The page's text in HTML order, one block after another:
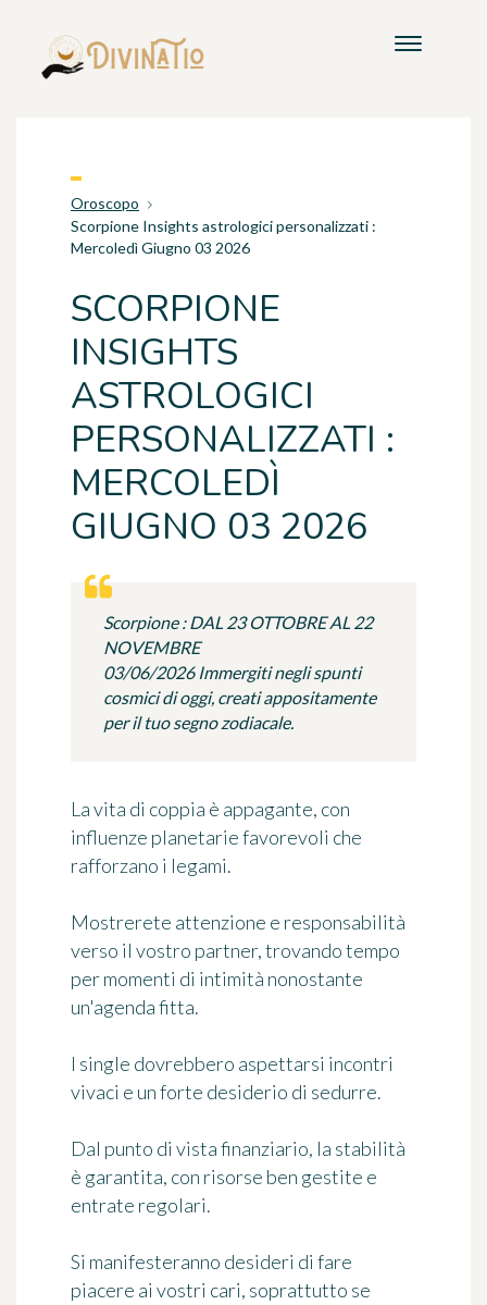
Oroscopo
Scorpione Insights astrologici personalizzati :
Mercoledì Giugno 03 2026
SCORPIONE
INSIGHTS
ASTROLOGICI
PERSONALIZZATI :
MERCOLEDÌ
GIUGNO 03 2026
Scorpione : DAL 23 OTTOBRE AL 22
NOVEMBRE
03/06/2026 Immergiti negli spunti
cosmici di oggi, creati appositamente
per il tuo segno zodiacale.
La vita di coppia è appagante, con
influenze planetarie favorevoli che
rafforzano i legami.
Mostrerete attenzione e responsabilità
verso il vostro partner, trovando tempo
per momenti di intimità nonostante
un'agenda fitta.
I single dovrebbero aspettarsi incontri
vivaci e un forte desiderio di sedurre.
Dal punto di vista finanziario, la stabilità
è garantita, con risorse ben gestite e
entrate regolari.
Si manifesteranno desideri di fare
piacere ai vostri cari, soprattutto se